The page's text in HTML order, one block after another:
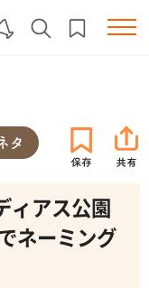
タ
ィアス公園
ネーミング